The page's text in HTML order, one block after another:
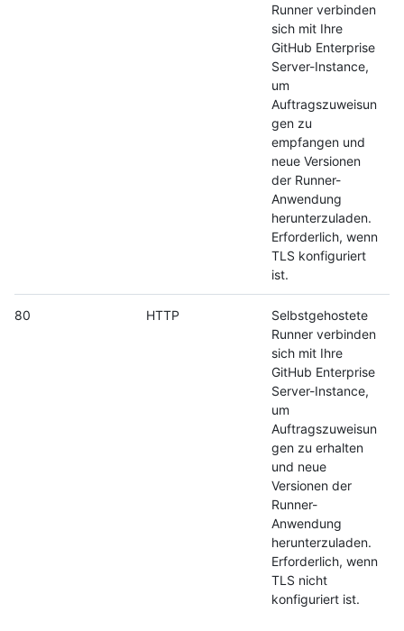
Runner verbinden
sich mit Ihre
GitHub Enterprise
Server-Instance,
um
Auftragszuweisun
gen zu
empfangen und
neue Versionen
der Runner-
Anwendung
herunterzuladen.
Erforderlich, wenn
TLS konfiguriert
ist.
80 HTTP
Selbstgehostete
Runner verbinden
sich mit Ihre
GitHub Enterprise
Server-Instance,
um
Auftragszuweisun
gen zu erhalten
und neue
Versionen der
Runner-
Anwendung
herunterzuladen.
Erforderlich, wenn
TLS nicht
konfiguriert ist.